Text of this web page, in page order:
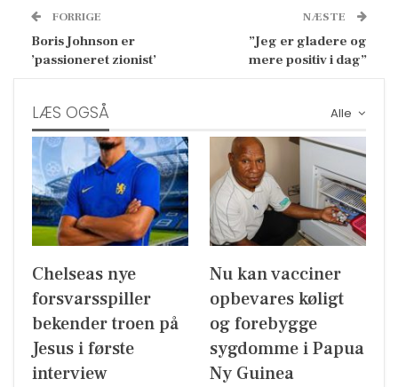
FORRIGE
Boris Johnson er
’passioneret zionist’
NÆSTE
”Jeg er gladere og
mere positiv i dag”
Alle
LÆS OGSÅ
Chelseas nye
forsvarsspiller
bekender troen på
Jesus i første
interview
Nu kan vacciner
opbevares køligt
og forebygge
sygdomme i Papua
Ny Guinea